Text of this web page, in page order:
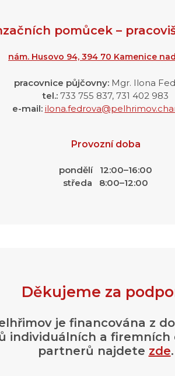
pomůcek –
nám. Husovo 94, 394 70 Kamenice
pracovnice půjčovny: Mgr. Ilona
tel.: 733 755 837, 731 402 983
e-mail:
Provozní doba
pondělí 12:00–16:00
středa 8:00–12:00
Děkujeme za
je financována z
individuálních a firemních
partnerů najdete zde.